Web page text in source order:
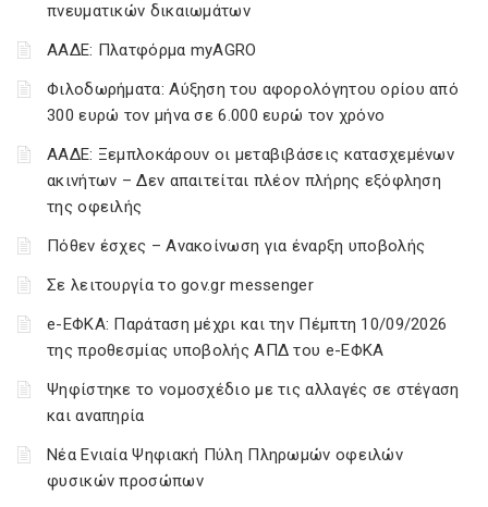
πνευματικών δικαιωμάτων
ΑΑΔΕ: Πλατφόρμα myAGRO
Φιλοδωρήματα: Αύξηση του αφορολόγητου ορίου από
300 ευρώ τον μήνα σε 6.000 ευρώ τον χρόνο
ΑΑΔΕ: Ξεμπλοκάρουν οι μεταβιβάσεις κατασχεμένων
ακινήτων – Δεν απαιτείται πλέον πλήρης εξόφληση
της οφειλής
Πόθεν έσχες – Ανακοίνωση για έναρξη υποβολής
Σε λειτουργία το gov.gr messenger
e-ΕΦΚΑ: Παράταση μέχρι και την Πέμπτη 10/09/2026
της προθεσμίας υποβολής ΑΠΔ του e-ΕΦΚΑ
Ψηφίστηκε το νομοσχέδιο με τις αλλαγές σε στέγαση
και αναπηρία
Νέα Ενιαία Ψηφιακή Πύλη Πληρωμών οφειλών
φυσικών προσώπων